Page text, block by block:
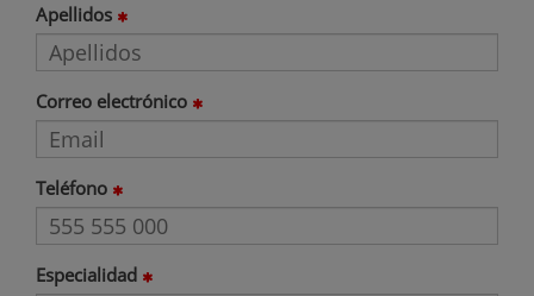
Apellidos
Correo electrónico
Teléfono
Especialidad